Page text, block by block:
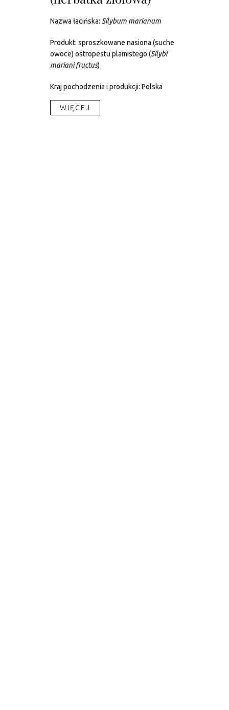
Nazwa łacińska: Silybum marianum
Produkt: sproszkowane nasiona (suche
owoce) ostropestu plamistego (Silybi
mariani fructus)
Kraj pochodzenia i produkcji: Polska
WIĘCEJ​